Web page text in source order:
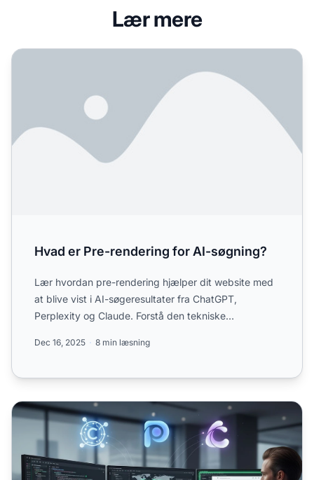
Lær mere
Hvad er Pre-rendering for AI-søgning?
Hvad er Pre-rendering for AI-søgning?
Lær hvordan pre-rendering hjælper dit website med
at blive vist i AI-søgeresultater fra ChatGPT,
Perplexity og Claude. Forstå den tekniske
Dec 16, 2025 8 min læsning
JavaScript-rendering til AI